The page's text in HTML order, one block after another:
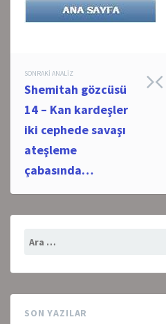
Post
navigation
SONRAKI ANALIZ
Shemitah gözcüsü
14 – Kan kardeşler
iki cephede savaşı
ateşleme
çabasında…
SON YAZILAR